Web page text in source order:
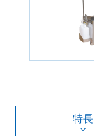
特長